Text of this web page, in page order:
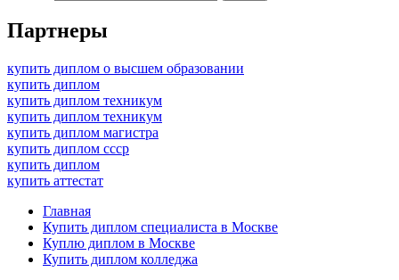
Партнеры
купить диплом о высшем образовании
купить диплом
купить диплом техникум
купить диплом техникум
купить диплом магистра
купить диплом ссср
купить диплом
купить аттестат
Главная
Купить диплом специалиста в Москве
Куплю диплом в Москве
Купить диплом колледжа